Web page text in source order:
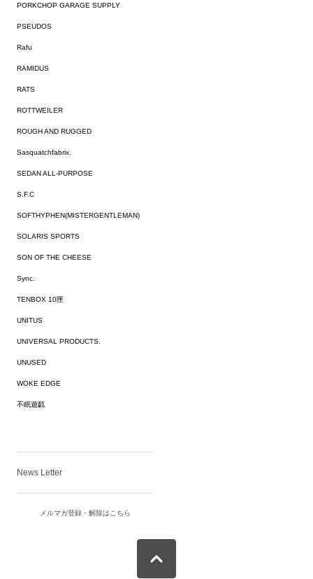
PORKCHOP GARAGE SUPPLY
PSEUDOS
Rafu
RAMIDUS
RATS
ROTTWEILER
ROUGH AND RUGGED
Sasquatchfabrix.
SEDAN ALL-PURPOSE
S.F.C
SOFTHYPHEN(MISTERGENTLEMAN)
SOLARIS SPORTS
SON OF THE CHEESE
Sync.
TENBOX 10匣
UNITUS
UNIVERSAL PRODUCTS.
UNUSED
WOKE EDGE
不眠遊戯
News Letter
メルマガ登録・解除はこちら